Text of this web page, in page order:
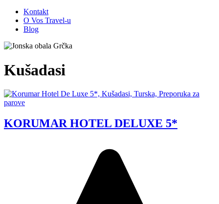
Kontakt
O Vos Travel-u
Blog
Kušadasi
KORUMAR HOTEL DELUXE 5*